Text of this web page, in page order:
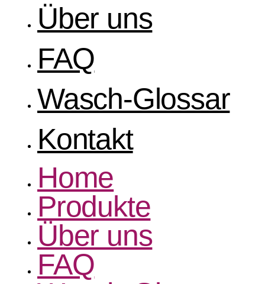
Über uns
FAQ
Wasch-Glossar
Kontakt
Home
Produkte
Über uns
FAQ